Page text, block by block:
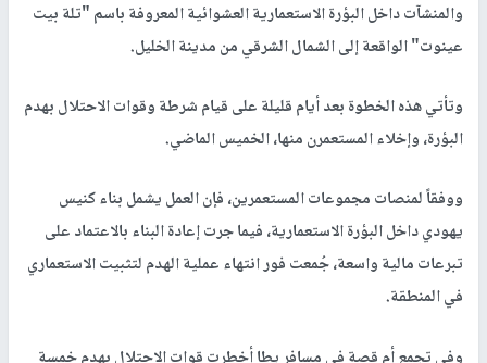
والمنشآت داخل البؤرة الاستعمارية العشوائية المعروفة باسم "تلة بيت
عينوت" الواقعة إلى الشمال الشرقي من مدينة الخليل.
وتأتي هذه الخطوة بعد أيام قليلة على قيام شرطة وقوات الاحتلال بهدم
البؤرة، وإخلاء المستعمرن منها، الخميس الماضي.
ووفقاً لمنصات مجموعات المستعمرين، فإن العمل يشمل بناء كنيس
يهودي داخل البؤرة الاستعمارية، فيما جرت إعادة البناء بالاعتماد على
تبرعات مالية واسعة، جُمعت فور انتهاء عملية الهدم لتثبيت الاستعماري
في المنطقة.